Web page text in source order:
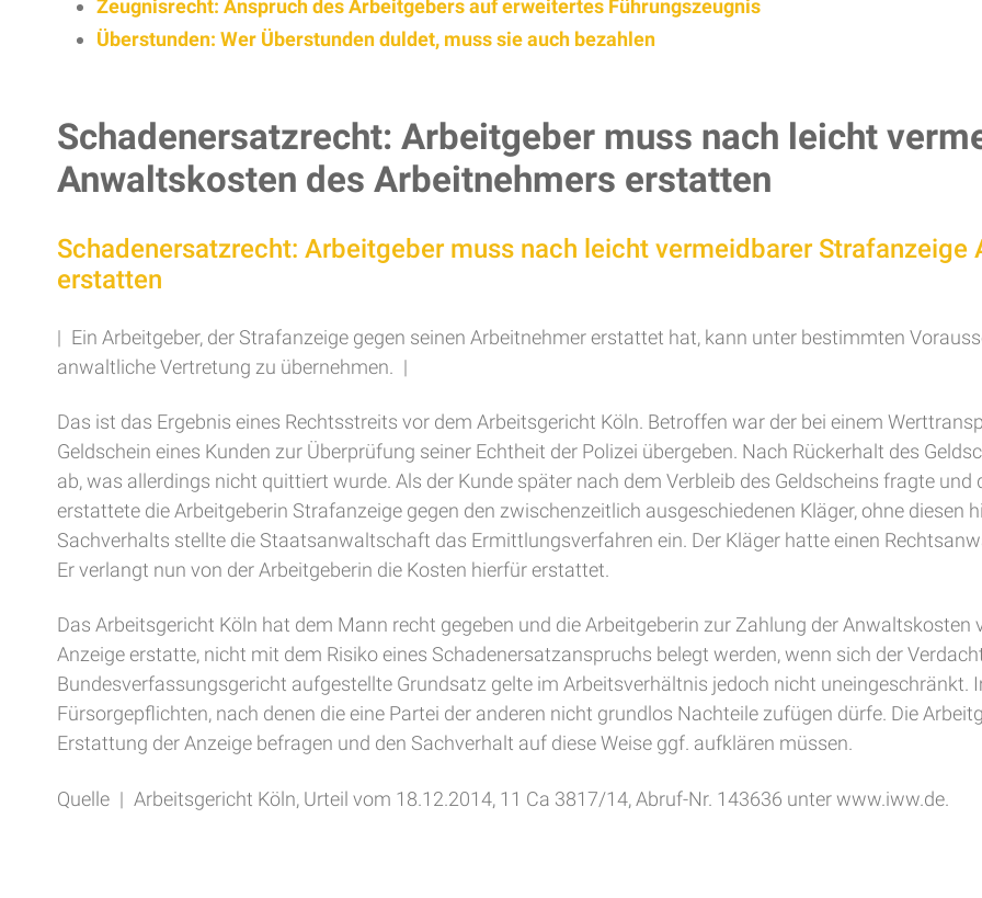
Zeugnisrecht: Anspruch des Arbeitgebers auf erweitertes Führungszeugnis
Überstunden: Wer Überstunden duldet, muss sie auch bezahlen
Schadenersatzrecht: Arbeitgeber muss nach leicht
Anwaltskosten des Arbeitnehmers erstatten
Schadenersatzrecht: Arbeitgeber muss nach leicht vermeidbarer
erstatten
| Ein Arbeitgeber, der Strafanzeige gegen seinen Arbeitnehmer erstattet hat, kann unter bestimmten
anwaltliche Vertretung zu übernehmen. |
Das ist das Ergebnis eines Rechtsstreits vor dem Arbeitsgericht Köln. Betroffen war der bei einem
Geldschein eines Kunden zur Überprüfung seiner Echtheit der Polizei übergeben. Nach Rückerhalt des
ab, was allerdings nicht quittiert wurde. Als der Kunde später nach dem Verbleib des Geldscheins fragte
erstattete die Arbeitgeberin Strafanzeige gegen den zwischenzeitlich ausgeschiedenen Kläger, ohne diesen
Sachverhalts stellte die Staatsanwaltschaft das Ermittlungsverfahren ein. Der Kläger hatte einen
Er verlangt nun von der Arbeitgeberin die Kosten hierfür erstattet.
Das Arbeitsgericht Köln hat dem Mann recht gegeben und die Arbeitgeberin zur Zahlung der
Anzeige erstatte, nicht mit dem Risiko eines Schadenersatzanspruchs belegt werden, wenn sich der
Bundesverfassungsgericht aufgestellte Grundsatz gelte im Arbeitsverhältnis jedoch nicht uneingeschränkt.
Fürsorgepflichten, nach denen die eine Partei der anderen nicht grundlos Nachteile zufügen dürfe. Die
Erstattung der Anzeige befragen und den Sachverhalt auf diese Weise ggf. aufklären müssen.
Quelle | Arbeitsgericht Köln, Urteil vom 18.12.2014, 11 Ca 3817/14, Abruf-Nr. 143636 unter www.iww.de.